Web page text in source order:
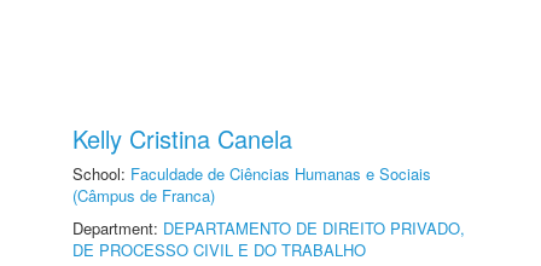
Kelly Cristina Canela
School: Faculdade de Ciências Humanas e Sociais
(Câmpus de Franca)
Department: DEPARTAMENTO DE DIREITO PRIVADO,
DE PROCESSO CIVIL E DO TRABALHO